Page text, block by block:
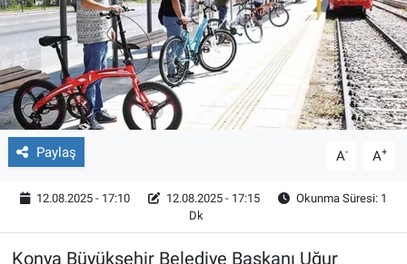
Paylaş A- A+
12.08.2025 - 17:10 12.08.2025 - 17:15
Okunma Süresi: 1
Dk
Konya Büyükşehir Belediye Başkanı Uğur
Röportaj
Video Galeri